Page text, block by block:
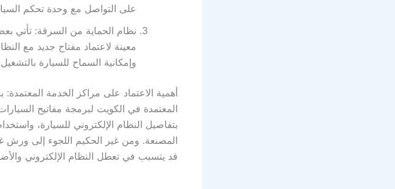
على التواصل مع وحدة تحكم
نظام الحماية من السرقة: تأتي
معينة لاعتماد مفتاح جديد مع
وإمكانية السماح للسيارة
أهمية الاعتماد على مراكز الخدمة المعتمدة:
المعتمدة في الكويت لبرمجة مفاتيح
بتفاصيل النظام الإلكتروني للسيارة،
المصنعة. ومن غير الحكيم اللجوء إلى ورش
قد يتسبب في تعطل النظام الإلكتروني